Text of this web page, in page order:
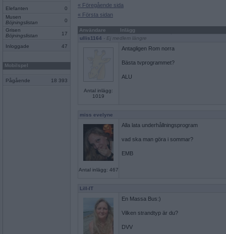
Elefanten
0
Musen
Böjningslistan
0
Grisen
Böjningslistan
17
Inloggade 47
Mobilspel
Pågående 18 393
« Föregående sida
« Första sidan
Användare
Inlägg
ullis1164 - Ej medlem längre
Antal inlägg:
1019
Antagligen Rom norra
Bästa tvprogrammet?
ALU
miss evelyne
Antal inlägg: 467
Alla lata underhållningsprogram
vad ska man göra i sommar?
EMB
Lill-IT
En Massa Bus:)
Vilken strandtyp är du?
DVV